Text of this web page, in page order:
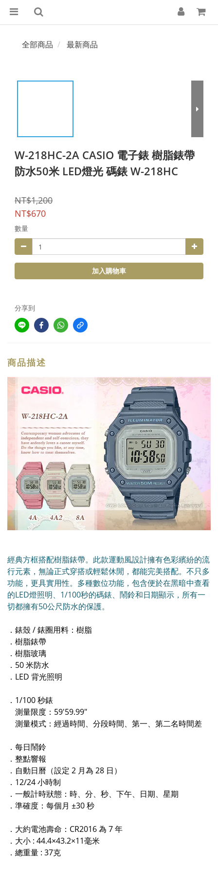
全部商品 最新商品
W-218HC-2A CASIO 電子錶 樹脂錶帶
防水50米 LED燈光 碼錶 W-218HC
NT$1,200
NT$670
數量
加入購物車
分享到
商品描述
經典方框搭配樹脂錶帶。此款運動風設計擁有色彩繽紛的流
行元素，無論正式穿搭或輕鬆休閒，都能完美搭配。不只多
功能，更具實用性。多種數位功能，包含便於在黑暗中查看
的LED燈照明、1/100秒的碼錶、鬧鈴和日期顯示，所有一
切都擁有50公尺防水的保護。
．錶殼 / 錶圈用料：樹脂
．樹脂錶帶
．樹脂玻璃
．50 米防水
．LED 背光照明
．1/100 秒錶
測量限度：59'59.99"
測量模式：經過時間、分段時間、第一、第二名時間差
．每日鬧鈴
．整點響報
．自動日曆（設定 2 月為 28 日）
．12/24 小時制
．一般計時狀態：時、分、秒、下午、日期、星期
．準確度：每個月 ±30 秒
．大約電池壽命：CR2016 為 7 年
．大小 : 44.4×43.2×11毫米
．總重量 : 37克